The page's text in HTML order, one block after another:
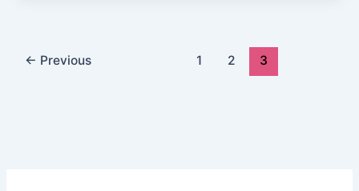
← Previous 1 2 3